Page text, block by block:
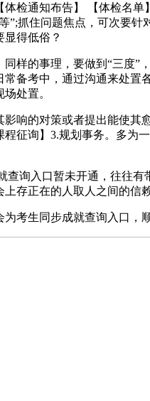
检通知布告】 【体检名
”;抓住问题焦点，可次要
得低俗？
的事理，要做到“三度”
备考中，通过沟通来处
处置。
的对策或者提出能使其
征询】3.规划事务。多
入口暂未开通，往往有
存正在的人取人之间的
生同步成就查询入口，